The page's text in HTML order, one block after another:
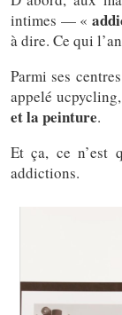
intimes — «
à dire. Ce qui
Parmi ses
appelé ucpycling,
et la peinture.
Et ça, ce n’est
addictions.